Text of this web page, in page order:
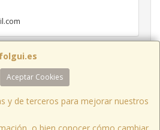
Aceptar Cookies
y de terceros para mejorar nuestros
a 14:00 y de 16:00 a 20:00.
y de 16:00 a 19:00